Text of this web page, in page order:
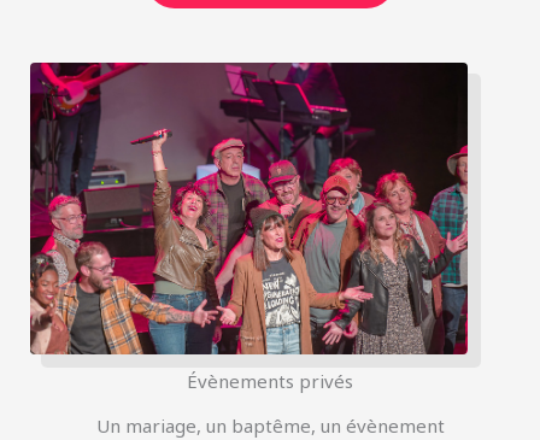
Évènements privés
Un mariage, un baptême, un évènement